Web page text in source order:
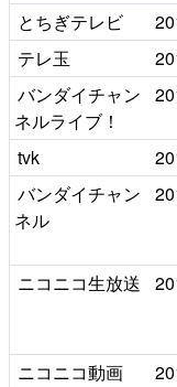
とちぎテレビ
テレ玉
バンダイチャン
ネルライブ！
tvk
バンダイチャン
ネル
ニコニコ生放送
ニコニコ動画